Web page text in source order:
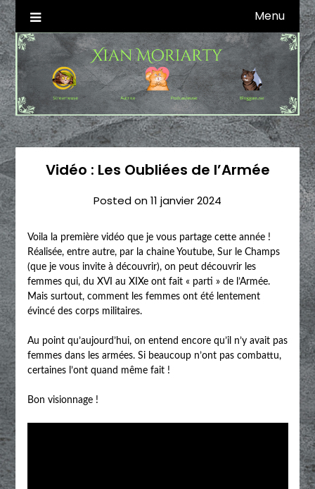
Skip
to
content
Xian Moriarty
Autrice SFFF & Blogueuse & Streameuse Menu
Vidéo : Les Oubliées de l’Armée
Posted on11 janvier 2024
Voila la première vidéo que je vous partage cette année !
Réalisée, entre autre, par la chaine Youtube, Sur le Champs
(que je vous invite à découvrir), on peut découvrir les
femmes qui, du XVI au XIXe ont fait « parti » de l’Armée.
Mais surtout, comment les femmes ont été lentement
évincé des corps militaires.
Au point qu’aujourd’hui, on entend encore qu’il n’y avait pas
femmes dans les armées. Si beaucoup n’ont pas combattu,
certaines l’ont quand même fait !
Bon visionnage !